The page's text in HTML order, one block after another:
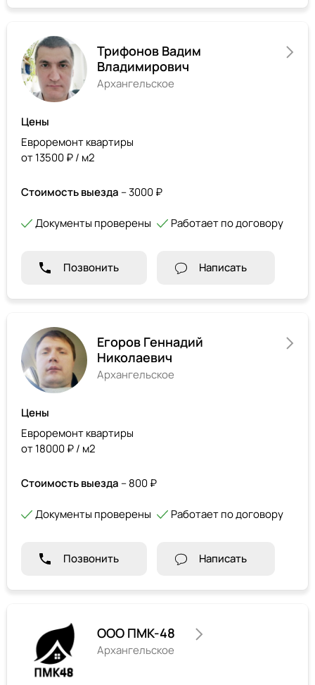
Трифонов Вадим
Владимирович
Архангельское
Цены
Евроремонт квартиры
от 13500 ₽ / м2
Стоимость выезда – 3000 ₽
Документы проверены Работает по договору
Позвонить Написать
Егоров Геннадий
Николаевич
Архангельское
Цены
Евроремонт квартиры
от 18000 ₽ / м2
Стоимость выезда – 800 ₽
Документы проверены Работает по договору
Позвонить Написать
ООО ПМК-48
Архангельское